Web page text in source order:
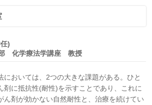
)
部 化学療法学講座 教授
においては、2つの大きな課題がある。ひと
剤に抵抗性(耐性)を示すことであり、これに
ん剤が効かない自然耐性と、治療を続けてい